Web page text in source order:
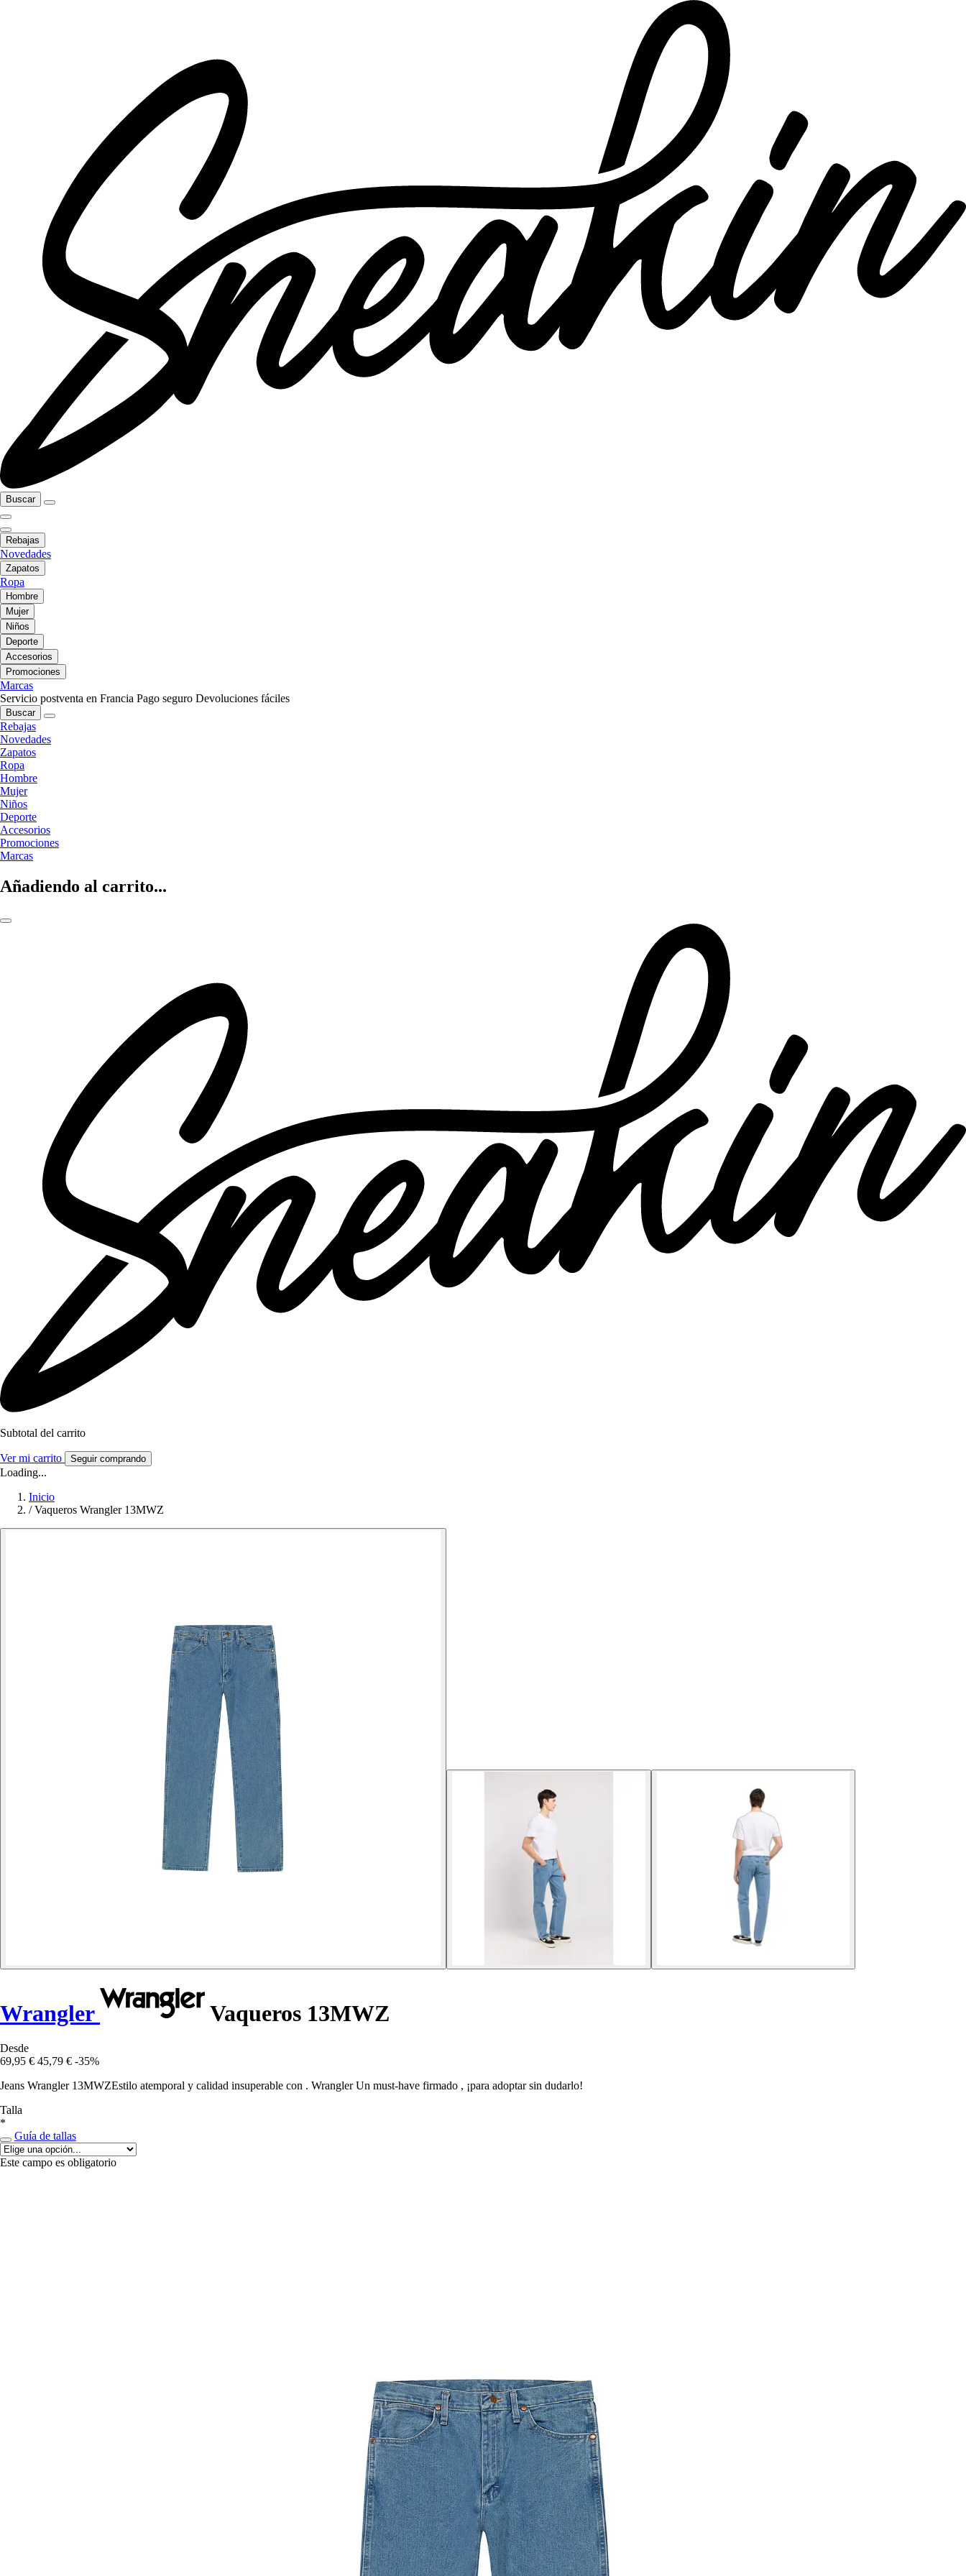
Buscar
Rebajas
Novedades
Zapatos
Ropa
Hombre
Mujer
Niños
Deporte
Accesorios
Promociones
Marcas
Servicio postventa en Francia Pago seguro Devoluciones fáciles
Buscar
Rebajas
Novedades
Zapatos
Ropa
Hombre
Mujer
Niños
Deporte
Accesorios
Promociones
Marcas
Añadiendo al carrito...
Subtotal del carrito
Ver mi carrito Seguir comprando
Loading...
Inicio
/ Vaqueros Wrangler 13MWZ
Wrangler Vaqueros 13MWZ
Desde
69,95 € 45,79 € -35%
Jeans Wrangler 13MWZEstilo atemporal y calidad insuperable con . Wrangler Un must-have firmado , ¡para adoptar sin dudarlo!
Talla
*
Guía de tallas
Este campo es obligatorio